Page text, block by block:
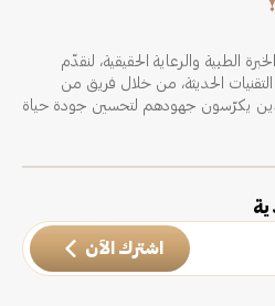
الطبية والرعاية الحقيقية، لنقدّم
الحديثة، من خلال فريق من
يكرّسون جهودهم لتحسين جودة حياة
اشترك الآن